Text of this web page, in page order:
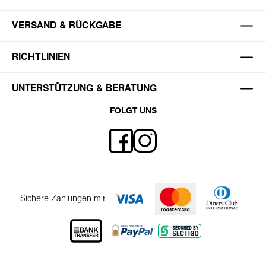
VERSAND & RÜCKGABE
RICHTLINIEN
UNTERSTÜTZUNG & BERATUNG
FOLGT UNS
Sichere Zahlungen mit